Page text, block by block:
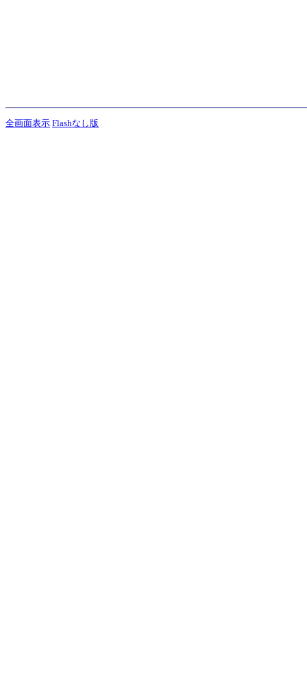
全画面表示 Flashなし版